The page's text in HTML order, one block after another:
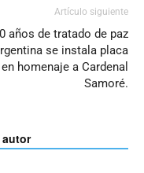
Artículo siguiente
años de tratado de paz
se instala placa
en homenaje a Cardenal
Samoré.
autor